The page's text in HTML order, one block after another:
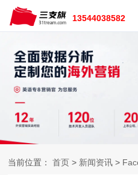
13544038582
当前位置： 首页 > 新闻资讯 >